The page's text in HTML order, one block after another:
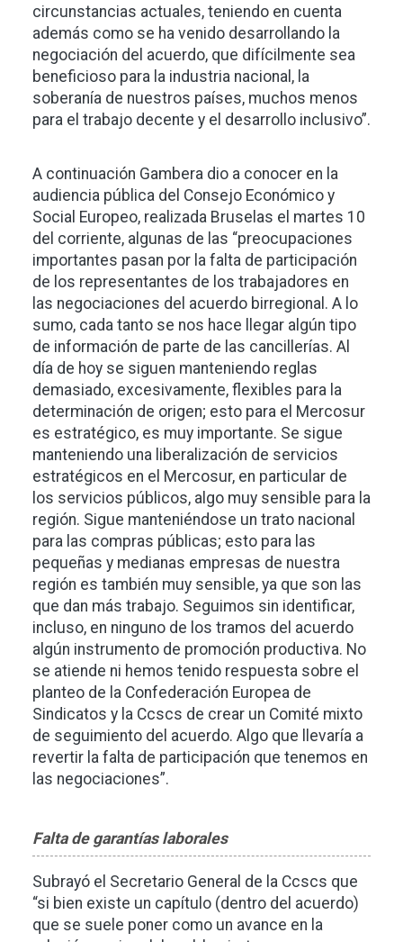
circunstancias actuales, teniendo en cuenta
además como se ha venido desarrollando la
negociación del acuerdo, que difícilmente sea
beneficioso para la industria nacional, la
soberanía de nuestros países, muchos menos
para el trabajo decente y el desarrollo inclusivo”.
A continuación Gambera dio a conocer en la
audiencia pública del Consejo Económico y
Social Europeo, realizada Bruselas el martes 10
del corriente, algunas de las “preocupaciones
importantes pasan por la falta de participación
de los representantes de los trabajadores en
las negociaciones del acuerdo birregional. A lo
sumo, cada tanto se nos hace llegar algún tipo
de información de parte de las cancillerías. Al
día de hoy se siguen manteniendo reglas
demasiado, excesivamente, flexibles para la
determinación de origen; esto para el Mercosur
es estratégico, es muy importante. Se sigue
manteniendo una liberalización de servicios
estratégicos en el Mercosur, en particular de
los servicios públicos, algo muy sensible para la
región. Sigue manteniéndose un trato nacional
para las compras públicas; esto para las
pequeñas y medianas empresas de nuestra
región es también muy sensible, ya que son las
que dan más trabajo. Seguimos sin identificar,
incluso, en ninguno de los tramos del acuerdo
algún instrumento de promoción productiva. No
se atiende ni hemos tenido respuesta sobre el
planteo de la Confederación Europea de
Sindicatos y la Ccscs de crear un Comité mixto
de seguimiento del acuerdo. Algo que llevaría a
revertir la falta de participación que tenemos en
las negociaciones”.
Falta de garantías laborales
Subrayó el Secretario General de la Ccscs que
“si bien existe un capítulo (dentro del acuerdo)
que se suele poner como un avance en la